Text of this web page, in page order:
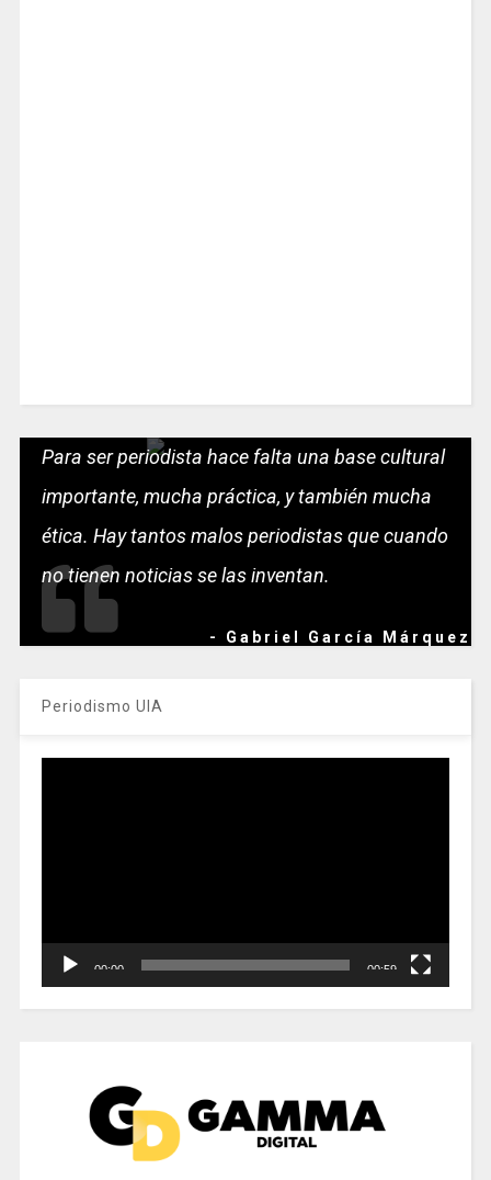
Para ser periodista hace falta una base cultural
importante, mucha práctica, y también mucha
ética. Hay tantos malos periodistas que cuando
no tienen noticias se las inventan.
- Gabriel García Márquez
Periodismo UIA
00:00 00:59